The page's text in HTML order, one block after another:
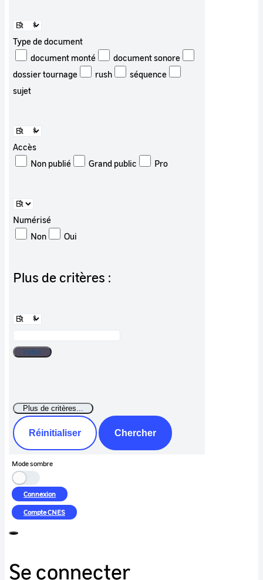
Type de document
document monté
document sonore
dossier tournage
rush
séquence
sujet
Accès
Non publié
Grand public Pro
Numérisé
Non
Oui
Plus de critères :
Réinitialiser Chercher
Mode sombre
Connexion
CompteCNES
Se connecter